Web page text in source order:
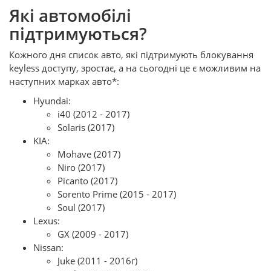
Які автомобілі
підтримуються?
Кожного дня список авто, які підтримують блокування
keyless доступу, зростає, а на сьогодні це є можливим на
наступних марках авто*:
Hyundai:
i40 (2012 - 2017)
Solaris (2017)
KIA:
Mohave (2017)
Niro (2017)
Picanto (2017)
Sorento Prime (2015 - 2017)
Soul (2017)
Lexus:
GX (2009 - 2017)
Nissan:
Juke (2011 - 2016г)